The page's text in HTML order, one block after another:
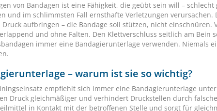
von Bandagen ist eine Fähigkeit, die geübt sein will –
und im schlimmsten Fall ernsthafte Verletzungen
Druck aufbringen – die Bandage soll stützen, nicht
und ohne Falten. Den Klettverschluss seitlich am Bein
immer eine Bandagierunterlage verwenden. Niemals
– warum ist sie so wichtig?
empfiehlt sich immer eine Bandagierunterlage
Druck gleichmäßiger und verhindert Druckstellen durch
in Kontakt mit der betroffenen Stelle und sorgt für